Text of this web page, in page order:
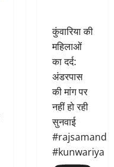
कुंवारिया की
महिलाओं
का दर्द:
अंडरपास
की मांग पर
नहीं हो रही
सुनवाई
#rajsamand
#kunwariya